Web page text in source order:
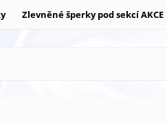
Zlevněné šperky pod sekcí AKCE